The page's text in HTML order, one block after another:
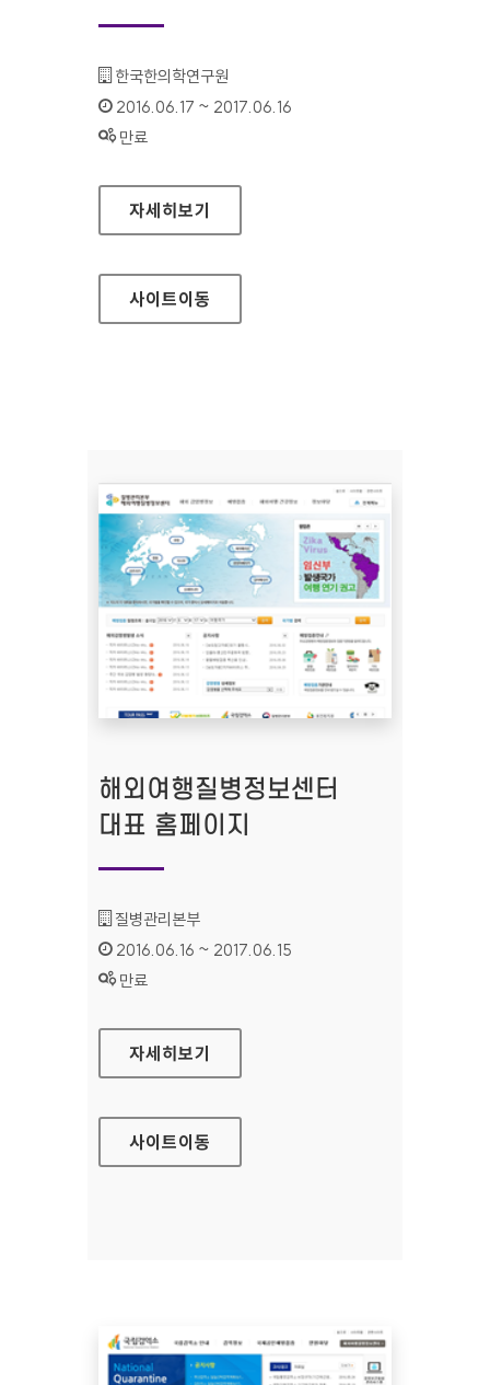
기관명 :
한국한의학연구원
인증기간 :
2016.06.17 ~ 2017.06.16
상태 :
만료
한국한의학연구원 통합정보은행
자세히보기
사이트이동
해외여행질병정보센터
대표 홈페이지
기관명 :
질병관리본부
인증기간 :
2016.06.16 ~ 2017.06.15
상태 :
만료
해외여행질병정보센터 대표 홈페이지
자세히보기
사이트이동